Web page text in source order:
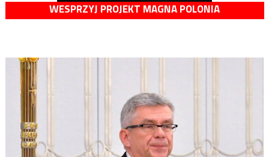
WESPRZYJ PROJEKT MAGNA POLONIA